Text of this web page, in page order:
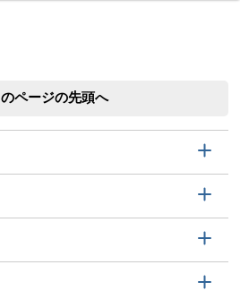
ページの先頭へ